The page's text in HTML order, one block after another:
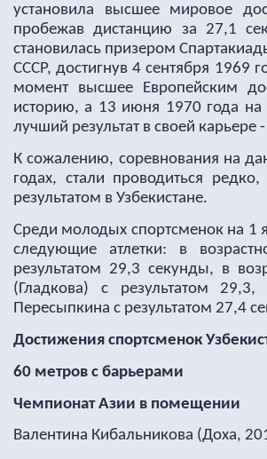
установила высшее мировое
пробежав дистанцию за 27,1
становилась призером
СССР, достигнув 4 сентября 1969
момент высшее Европейским
историю, а 13 июня 1970 года на
лучший результат в своей
К сожалению, соревнования на
годах, стали проводиться
результатом в Узбекистане.
Среди молодых спортсменок на 1
следующие атлетки: в
результатом 29,3 секунды, в
(Гладкова) с результатом
Пересыпкина с результатом 27,4
Достижения спортсменок
60 метров с барьерами
Чемпионат Азии в помещении
Валентина Кибальникова (Доха,